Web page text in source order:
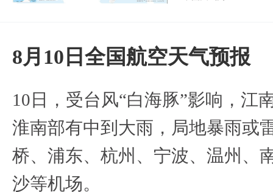
8月10日全国航空天气预报
10日，受台风“白海豚”影响，江
淮南部有中到大雨，局地暴雨或
桥、浦东、杭州、宁波、温州、
沙等机场。